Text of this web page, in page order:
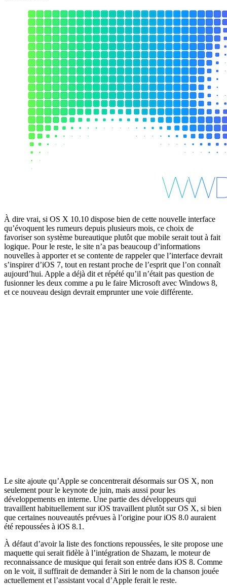
À dire vrai, si OS X 10.10 dispose bien de cette nouvelle interface
qu’évoquent les rumeurs depuis plusieurs mois, ce choix de
favoriser son système bureautique plutôt que mobile serait tout à fait
logique. Pour le reste, le site n’a pas beaucoup d’informations
nouvelles à apporter et se contente de rappeler que l’interface devrait
s’inspirer d’iOS 7, tout en restant proche de l’esprit que l’on connaît
aujourd’hui. Apple a déjà dit et répété qu’il n’était pas question de
fusionner les deux comme a pu le faire Microsoft avec Windows 8,
et ce nouveau design devrait emprunter une voie différente.
Le site ajoute qu’Apple se concentrerait désormais sur OS X, non
seulement pour le keynote de juin, mais aussi pour les
développements en interne. Une partie des développeurs qui
travaillent habituellement sur iOS travaillent plutôt sur OS X, si bien
que certaines nouveautés prévues à l’origine pour iOS 8.0 auraient
été repoussées à iOS 8.1.
À défaut d’avoir la liste des fonctions repoussées, le site propose une
maquette qui serait fidèle à l’intégration de Shazam, le moteur de
reconnaissance de musique qui ferait son entrée dans iOS 8. Comme
on le voit, il suffirait de demander à Siri le nom de la chanson jouée
actuellement et l’assistant vocal d’Apple ferait le reste.